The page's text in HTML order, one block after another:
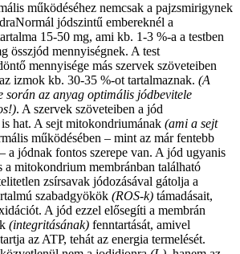
működéséhez nemcsak a pajzsmirigynek
jódszintű embereknél a
15-50 mg, ami kb. 1-3 %-a a testben
összjód mennyiségnek. A test
mennyisége más szervek szöveteiben
izmok kb. 30-35 %-ot tartalmaznak. (A
során az anyag optimális jódbevitele
. A szervek szöveteiben a jód
hat. A sejt mitokondriumának (ami a sejt
működésében – mint az már fentebb
a jódnak fontos szerepe van. A jód ugyanis
a mitokondrium membránban található
zsírsavak jódozásával gátolja a
szabadgyökök (ROS-k) támadásait,
A jód ezzel elősegíti a membrán
(integritásának) fenntartását, amivel
az ATP, tehát az energia termelését.